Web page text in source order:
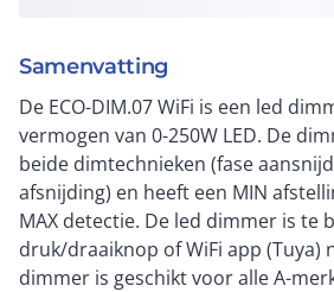
Samenvatting
De ECO-DIM.07 WiFi is een led
vermogen van 0-250W LED. De
beide dimtechnieken (fase
afsnijding) en heeft een MIN
MAX detectie. De led dimmer is te
druk/draaiknop of WiFi app (Tuya)
dimmer is geschikt voor alle A-